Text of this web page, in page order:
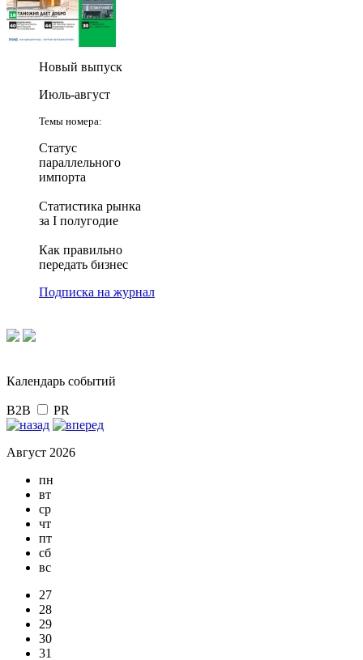
Новый выпуск
Июль-август
Темы номера:
Статус
параллельного
импорта
Статистика рынка
за I полугодие
Как правильно
передать бизнес
Подписка на журнал
Календарь событий
B2B PR
Август 2026
пн
вт
ср
чт
пт
сб
вс
27
28
29
30
31